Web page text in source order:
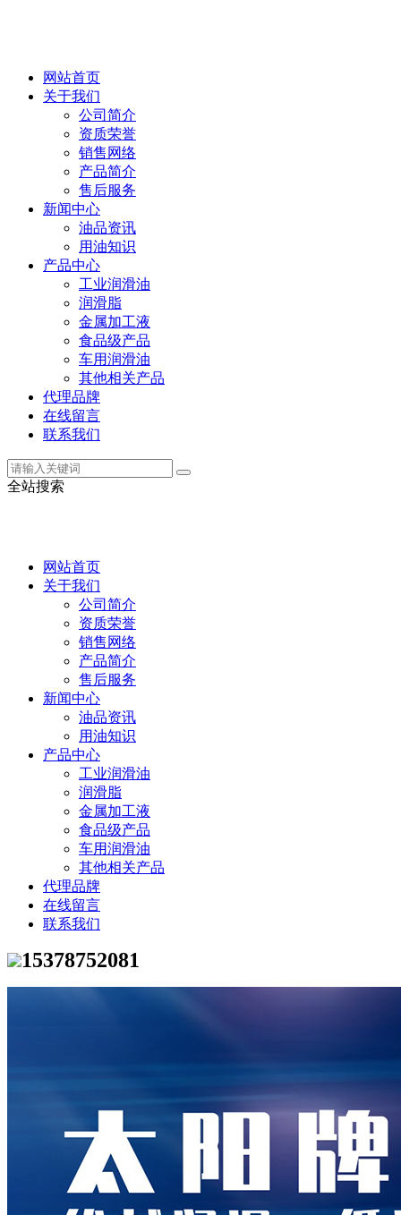
网站首页
关于我们
公司简介
资质荣誉
销售网络
产品简介
售后服务
新闻中心
油品资讯
用油知识
产品中心
工业润滑油
润滑脂
金属加工液
食品级产品
车用润滑油
其他相关产品
代理品牌
在线留言
联系我们
全站搜索
网站首页
关于我们
公司简介
资质荣誉
销售网络
产品简介
售后服务
新闻中心
油品资讯
用油知识
产品中心
工业润滑油
润滑脂
金属加工液
食品级产品
车用润滑油
其他相关产品
代理品牌
在线留言
联系我们
15378752081